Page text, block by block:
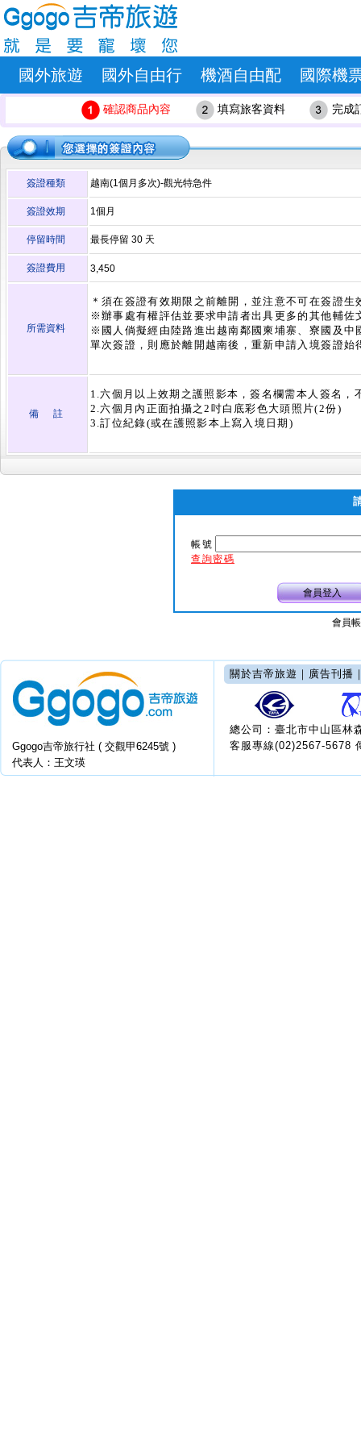
國外旅遊 國外自由行 機酒自由配 國際機
確認商品內容 填寫旅客資料 完成
簽證種類 越南(1個月多次)-觀光特急件
簽證效期 1個月
停留時間 最長停留 30天
簽證費用 3,450
所需資料
＊須在簽證有效期限之前離開，並注意不可在簽證生
※辦事處有權評估並要求申請者出具更多的其他輔佐
※國人倘擬經由陸路進出越南鄰國柬埔寨、寮國及
單次簽證，則應於離開越南後，重新申請入境簽證始
備 註
1.六個月以上效期之護照影本，簽名欄需本人簽名，
2.六個月內正面拍攝之2吋白底彩色大頭照片(2份)
3.訂位紀錄(或在護照影本上寫入境日期)
帳號
查詢密碼
會員登入
會員